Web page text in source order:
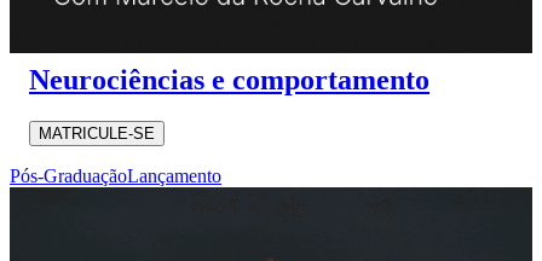
Neurociências e comportamento
MATRICULE-SE
Pós-GraduaçãoLançamento